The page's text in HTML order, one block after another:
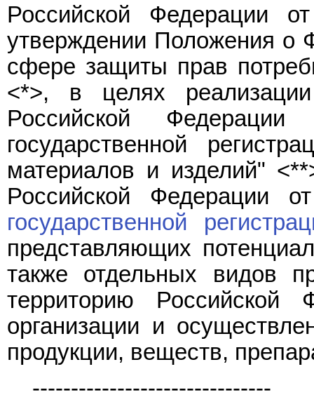
Российской
утверждении Положения о
сфере защиты прав
<*>, в целях
Российской
государственной
материалов и изделий"
Российской
государственной
представляющих
также отдельных видов
территорию
организации и
продукции, веществ,
-------------------------------